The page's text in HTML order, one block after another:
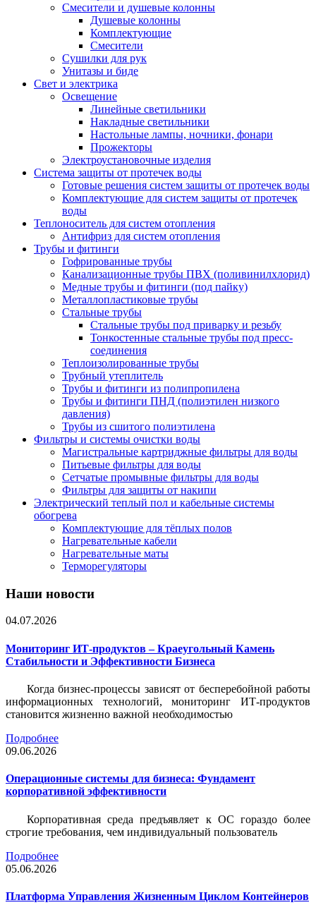
Смесители и душевые колонны
Душевые колонны
Комплектующие
Смесители
Сушилки для рук
Унитазы и биде
Свет и электрика
Освещение
Линейные светильники
Накладные светильники
Настольные лампы, ночники, фонари
Прожекторы
Электроустановочные изделия
Система защиты от протечек воды
Готовые решения систем защиты от протечек воды
Комплектующие для систем защиты от протечек
воды
Теплоноситель для систем отопления
Антифриз для систем отопления
Трубы и фитинги
Гофрированные трубы
Канализационные трубы ПВХ (поливинилхлорид)
Медные трубы и фитинги (под пайку)
Металлопластиковые трубы
Стальные трубы
Стальные трубы под приварку и резьбу
Тонкостенные стальные трубы под пресс-
соединения
Теплоизолированные трубы
Трубный утеплитель
Трубы и фитинги из полипропилена
Трубы и фитинги ПНД (полиэтилен низкого
давления)
Трубы из сшитого полиэтилена
Фильтры и системы очистки воды
Магистральные картриджные фильтры для воды
Питьевые фильтры для воды
Сетчатые промывные фильтры для воды
Фильтры для защиты от накипи
Электрический теплый пол и кабельные системы
обогрева
Комплектующие для тёплых полов
Нагревательные кабели
Нагревательные маты
Терморегуляторы
Наши новости
04.07.2026
Мониторинг ИТ-продуктов – Краеугольный Камень
Стабильности и Эффективности Бизнеса
Когда бизнес-процессы зависят от бесперебойной работы
информационных технологий, мониторинг ИТ-продуктов
становится жизненно важной необходимостью
Подробнее
09.06.2026
Операционные системы для бизнеса: Фундамент
корпоративной эффективности
Корпоративная среда предъявляет к ОС гораздо более
строгие требования, чем индивидуальный пользователь
Подробнее
05.06.2026
Платформа Управления Жизненным Циклом Контейнеров